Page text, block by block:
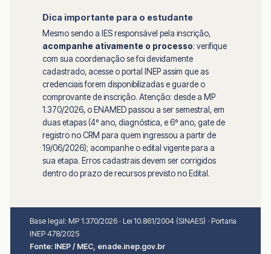
Dica importante para o estudante
Mesmo sendo a IES responsável pela inscrição,
acompanhe ativamente o processo: verifique
com sua coordenação se foi devidamente
cadastrado, acesse o portal INEP assim que as
credenciais forem disponibilizadas e guarde o
comprovante de inscrição. Atenção: desde a MP
1.370/2026, o ENAMED passou a ser semestral, em
duas etapas (4º ano, diagnóstica, e 6º ano, gate de
registro no CRM para quem ingressou a partir de
19/06/2026); acompanhe o edital vigente para a
sua etapa. Erros cadastrais devem ser corrigidos
dentro do prazo de recursos previsto no Edital.
Base legal: MP 1.370/2026 · Lei 10.861/2004 (SINAES) · Portaria
INEP 478/2025
Fonte: INEP / MEC, enade.inep.gov.br